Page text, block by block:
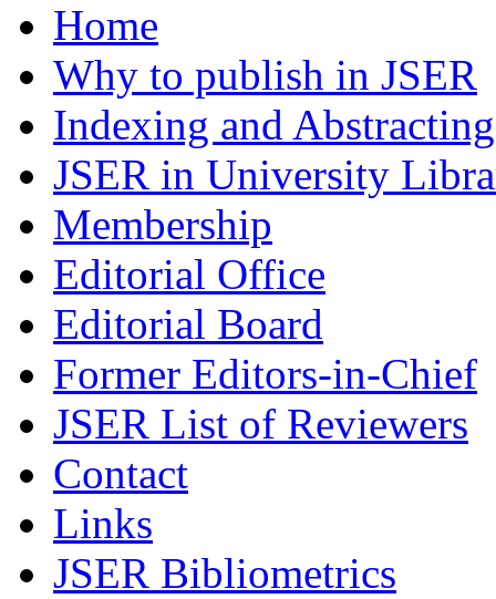
Home
Why to publish in JSER
Indexing and Abstracting
JSER in University
Membership
Editorial Office
Editorial Board
Former Editors-in-Chief
JSER List of Reviewers
Contact
Links
JSER Bibliometrics